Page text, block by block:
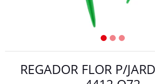
REGADOR FLOR P/